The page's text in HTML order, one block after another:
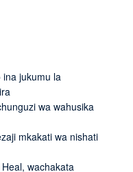
ina jukumu la
wa wahusika
mkakati wa nishati
wachakata